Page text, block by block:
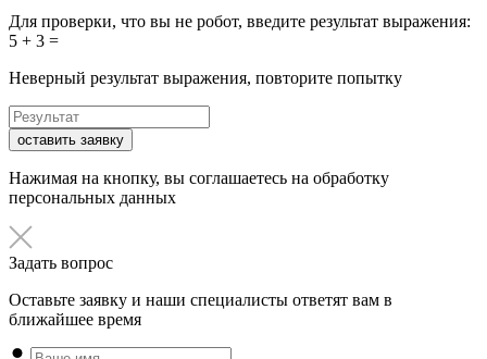
Для проверки, что вы не робот, введите результат выражения:
5 + 3 =
Неверный результат выражения, повторите попытку
оставить заявку
Нажимая на кнопку, вы соглашаетесь на обработку
персональных данных
Задать вопрос
Оставьте заявку и наши специалисты ответят вам в
ближайшее время